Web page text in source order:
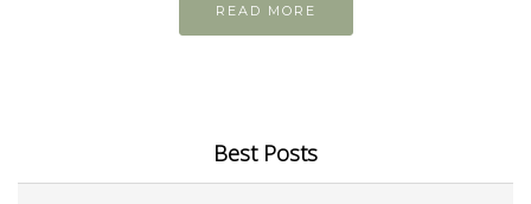
READ MORE
Best Posts